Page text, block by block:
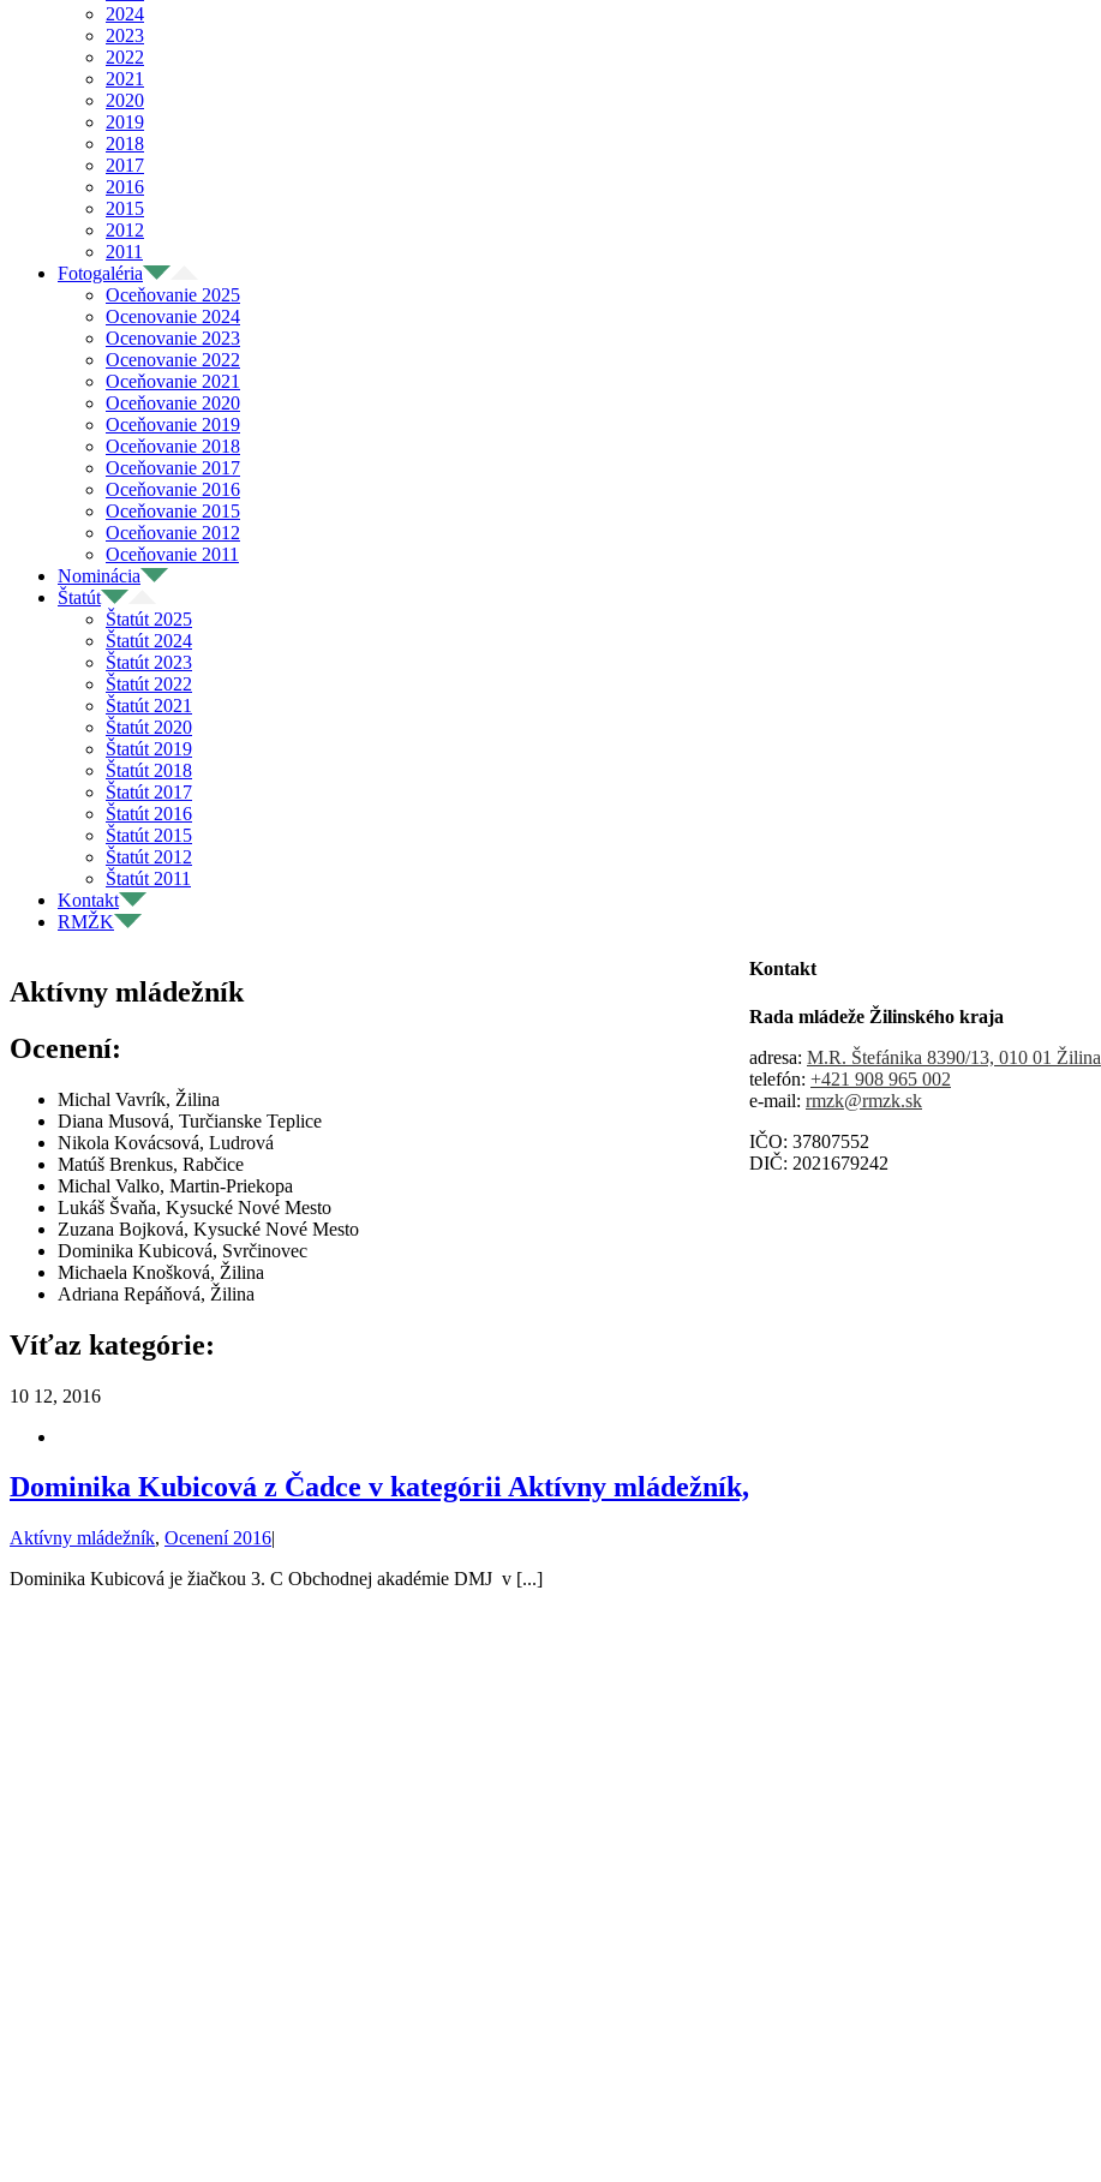
2024
2023
2022
2021
2020
2019
2018
2017
2016
2015
2012
2011
Fotogaléria
Oceňovanie 2025
Ocenovanie 2024
Ocenovanie 2023
Ocenovanie 2022
Oceňovanie 2021
Oceňovanie 2020
Oceňovanie 2019
Oceňovanie 2018
Oceňovanie 2017
Oceňovanie 2016
Oceňovanie 2015
Oceňovanie 2012
Oceňovanie 2011
Nominácia
Štatút
Štatút 2025
Štatút 2024
Štatút 2023
Štatút 2022
Štatút 2021
Štatút 2020
Štatút 2019
Štatút 2018
Štatút 2017
Štatút 2016
Štatút 2015
Štatút 2012
Štatút 2011
Kontakt
RMŽK
Aktívny mládežník
Ocenení:
Michal Vavrík, Žilina
Diana Musová, Turčianske Teplice
Nikola Kovácsová, Ludrová
Matúš Brenkus, Rabčice
Michal Valko, Martin-Priekopa
Lukáš Švaňa, Kysucké Nové Mesto
Zuzana Bojková, Kysucké Nové Mesto
Dominika Kubicová, Svrčinovec
Michaela Knošková, Žilina
Adriana Repáňová, Žilina
Víťaz kategórie:
10 12, 2016
Dominika Kubicová z Čadce v kategórii Aktívny mládežník,
Aktívny mládežník, Ocenení 2016|
Dominika Kubicová je žiačkou 3. C Obchodnej akadémie DMJ v [...]
Kontakt
Rada mládeže Žilinského kraja
adresa: M.R. Štefánika 8390/13, 010 01 Žilina
telefón: +421 908 965 002
e-mail: rmzk@rmzk.sk
IČO: 37807552
DIČ: 2021679242